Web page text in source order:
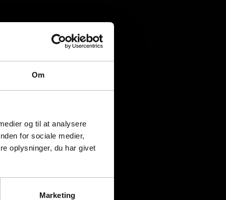
Om
og til at analysere
for sociale medier,
oplysninger, du har givet
Marketing